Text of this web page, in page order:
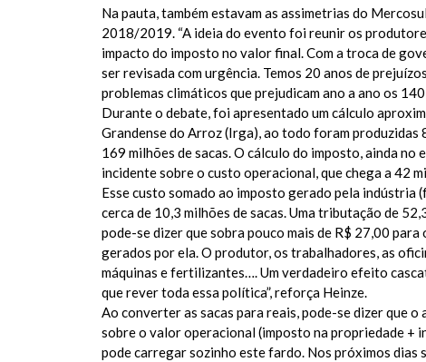
Na pauta, também estavam as assimetrias do
2018/2019. “A ideia do evento foi reunir os
impacto do imposto no valor final. Com a troca de
ser revisada com urgência. Temos 20 anos de
problemas climáticos que prejudicam ano a ano os
Durante o debate, foi apresentado um cálculo
Grandense do Arroz (Irga), ao todo foram produzidas
169 milhões de sacas. O cálculo do imposto, ainda
incidente sobre o custo operacional, que chega a 42
Esse custo somado ao imposto gerado pela indústria
cerca de 10,3 milhões de sacas. Uma tributação de
pode-se dizer que sobra pouco mais de R$ 27,00
gerados por ela. O produtor, os trabalhadores, as
máquinas e fertilizantes…. Um verdadeiro efeito
que rever toda essa política”, reforça Heinze.
Ao converter as sacas para reais, pode-se dizer que
sobre o valor operacional (imposto na propriedade +
pode carregar sozinho este fardo. Nos próximos dias